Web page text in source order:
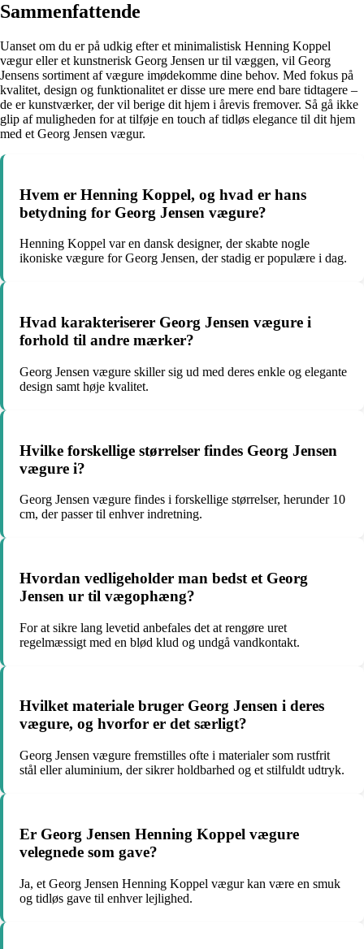
Sammenfattende
Uanset om du er på udkig efter et minimalistisk Henning Koppel
vægur eller et kunstnerisk Georg Jensen ur til væggen, vil Georg
Jensens sortiment af vægure imødekomme dine behov. Med fokus på
kvalitet, design og funktionalitet er disse ure mere end bare tidtagere –
de er kunstværker, der vil berige dit hjem i årevis fremover. Så gå ikke
glip af muligheden for at tilføje en touch af tidløs elegance til dit hjem
med et Georg Jensen vægur.
Hvem er Henning Koppel, og hvad er hans
betydning for Georg Jensen vægure?
Henning Koppel var en dansk designer, der skabte nogle
ikoniske vægure for Georg Jensen, der stadig er populære i dag.
Hvad karakteriserer Georg Jensen vægure i
forhold til andre mærker?
Georg Jensen vægure skiller sig ud med deres enkle og elegante
design samt høje kvalitet.
Hvilke forskellige størrelser findes Georg Jensen
vægure i?
Georg Jensen vægure findes i forskellige størrelser, herunder 10
cm, der passer til enhver indretning.
Hvordan vedligeholder man bedst et Georg
Jensen ur til vægophæng?
For at sikre lang levetid anbefales det at rengøre uret
regelmæssigt med en blød klud og undgå vandkontakt.
Hvilket materiale bruger Georg Jensen i deres
vægure, og hvorfor er det særligt?
Georg Jensen vægure fremstilles ofte i materialer som rustfrit
stål eller aluminium, der sikrer holdbarhed og et stilfuldt udtryk.
Er Georg Jensen Henning Koppel vægure
velegnede som gave?
Ja, et Georg Jensen Henning Koppel vægur kan være en smuk
og tidløs gave til enhver lejlighed.